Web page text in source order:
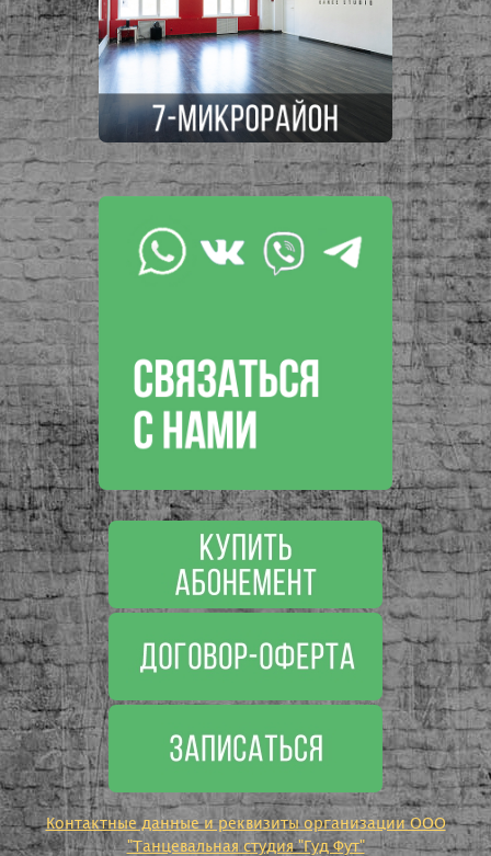
Контактные данные и реквизиты организации ООО
"Танцевальная студия "Гуд Фут"